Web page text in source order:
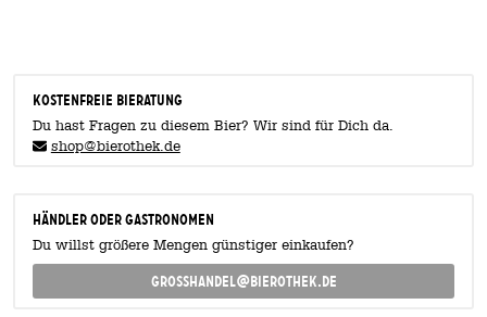
KOSTENFREIE BIERATUNG
Du hast Fragen zu diesem Bier? Wir sind für Dich da.
shop@bierothek.de
Händler oder Gastronomen
Du willst größere Mengen günstiger einkaufen?
grosshandel@bierothek.de